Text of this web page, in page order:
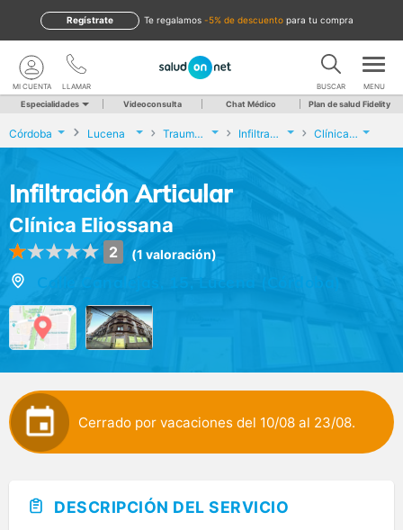
te regalamos -5% de descuento para tu compra
Regístrate
LLAMAR
MI CUENTA BUSCAR MENU
Especialidades Videoconsulta Chat Médico Plan de salud Fidelity
Córdoba Lucena Traumatología y Cirugía Ortopédica Infiltración Articular Clínica Eliossana
Infiltración Articular
Clínica Eliossana
2 (1 valoración)
Calle Canalejas, 15, Lucena (Córdoba)
Cerrado por vacaciones del 10/08 al 23/08.
DESCRIPCIÓN DEL SERVICIO